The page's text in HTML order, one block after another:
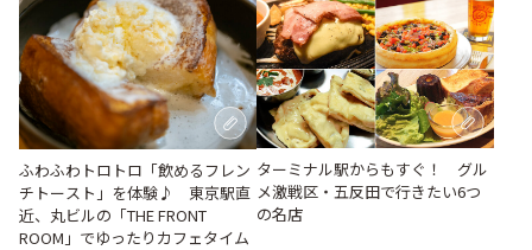
ふわふわトロトロ「飲めるフレン
チトースト」を体験♪ 東京駅直
近、丸ビルの「THE FRONT
ROOM」でゆったりカフェタイム
ターミナル駅からもすぐ！ グル
メ激戦区・五反田で行きたい6つ
の名店